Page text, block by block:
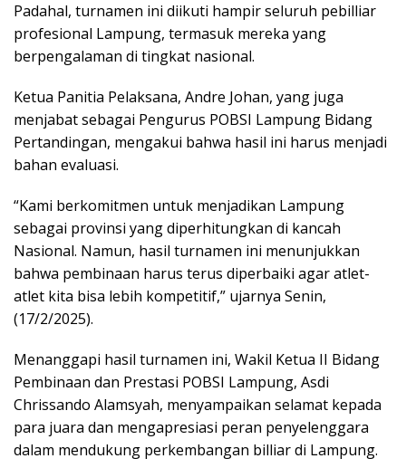
Padahal, turnamen ini diikuti hampir seluruh pebilliar
profesional Lampung, termasuk mereka yang
berpengalaman di tingkat nasional.
Ketua Panitia Pelaksana, Andre Johan, yang juga
menjabat sebagai Pengurus POBSI Lampung Bidang
Pertandingan, mengakui bahwa hasil ini harus menjadi
bahan evaluasi.
“Kami berkomitmen untuk menjadikan Lampung
sebagai provinsi yang diperhitungkan di kancah
Nasional. Namun, hasil turnamen ini menunjukkan
bahwa pembinaan harus terus diperbaiki agar atlet-
atlet kita bisa lebih kompetitif,” ujarnya Senin,
(17/2/2025).
Menanggapi hasil turnamen ini, Wakil Ketua II Bidang
Pembinaan dan Prestasi POBSI Lampung, Asdi
Chrissando Alamsyah, menyampaikan selamat kepada
para juara dan mengapresiasi peran penyelenggara
dalam mendukung perkembangan billiar di Lampung.